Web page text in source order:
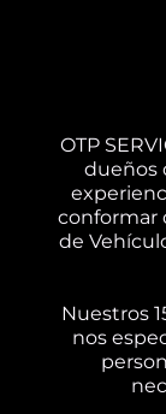
OTP
dueños
conformar
de
Nuestros
nos